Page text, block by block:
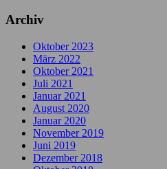
Archiv
Oktober 2023
März 2022
Oktober 2021
Juli 2021
Januar 2021
August 2020
Januar 2020
November 2019
Juni 2019
Dezember 2018